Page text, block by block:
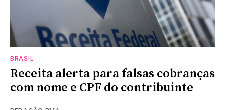
BRASIL
Receita alerta para falsas cobranças
com nome e CPF do contribuinte